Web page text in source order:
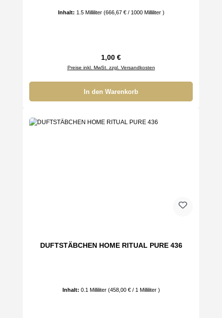
Inhalt: 1.5 Milliliter (666,67 € / 1000 Milliliter )
Regulärer Preis:
1,00 €
Preise inkl. MwSt. zzgl. Versandkosten
In den Warenkorb
DUFTSTÄBCHEN HOME RITUAL PURE 436
Inhalt: 0.1 Milliliter (458,00 € / 1 Milliliter )